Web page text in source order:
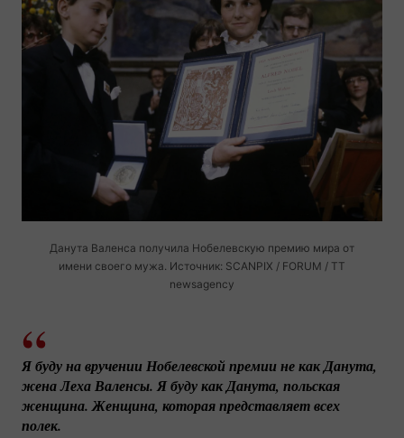
Данута Валенса получила Нобелевскую премию мира от
имени своего мужа. Источник: SCANPIX / FORUM / TT
newsagency
Я буду на вручении Нобелевской премии не как Данута,
жена Леха Валенсы. Я буду как Данута, польская
женщина. Женщина, которая представляет всех
полек.